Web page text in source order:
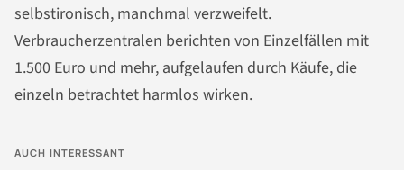
selbstironisch, manchmal verzweifelt.
Verbraucherzentralen berichten von Einzelfällen mit
1.500 Euro und mehr, aufgelaufen durch Käufe, die
einzeln betrachtet harmlos wirken.
AUCH INTERESSANT